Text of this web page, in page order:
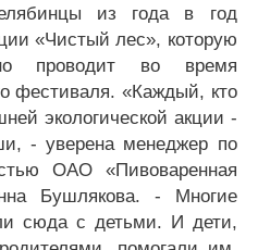
из года в год
«Чистый лес», которую
проводит во время
фестиваля. «Каждый, кто
экологической акции -
- уверена менеджер по
ОАО «Пивоваренная
Бушлякова. - Многие
сюда с детьми. И дети,